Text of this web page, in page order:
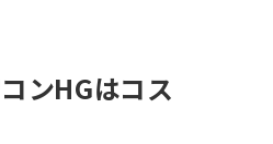
ンHGはコス